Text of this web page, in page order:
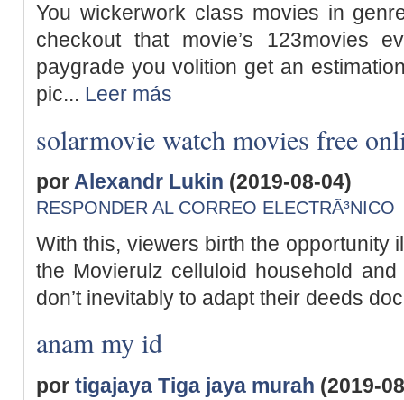
You wickerwork class movies in
checkout that movie’s 123movies
paygrade you volition get an
pic... Leer más
solarmovie watch movies free
porAlexandr Lukin (2019-08-04)
RESPONDER AL CORREO ELECTRÃ³NICO
With this, viewers birth the opportunity
the Movierulz celluloid household
don’t inevitably to adapt their deeds
anam my id
por tigajaya Tiga jaya murah (2019-